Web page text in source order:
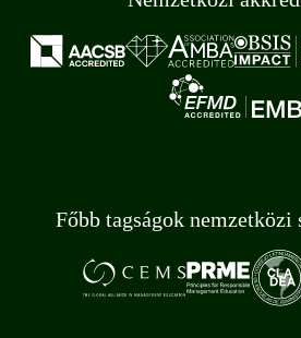
Főbb tagságok nemzetközi